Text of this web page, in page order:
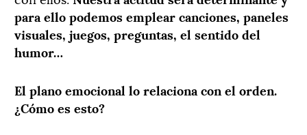
para ello podemos emplear canciones, paneles
visuales, juegos, preguntas, el sentido del
humor…
El plano emocional lo relaciona con el orden.
¿Cómo es esto?